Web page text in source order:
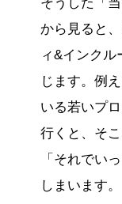
そうした「
から見ると
ィ&インク
じます。例
いる若いプ
行くと、そ
「それでい
しまいます。